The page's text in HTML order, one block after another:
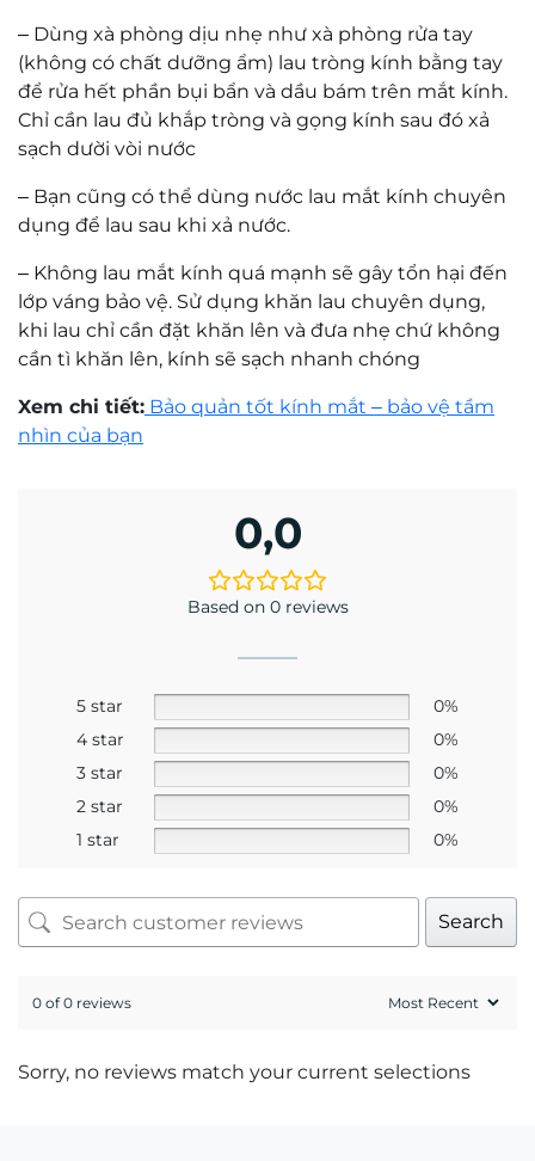
– Dùng xà phòng dịu nhẹ như xà phòng rửa tay
(không có chất dưỡng ẩm) lau tròng kính bằng tay
để rửa hết phần bụi bẩn và dầu bám trên mắt kính.
Chỉ cần lau đủ khắp tròng và gọng kính sau đó xả
sạch dười vòi nước
– Bạn cũng có thể dùng nước lau mắt kính chuyên
dụng để lau sau khi xả nước.
– Không lau mắt kính quá mạnh sẽ gây tổn hại đến
lớp váng bảo vệ. Sử dụng khăn lau chuyên dụng,
khi lau chỉ cần đặt khăn lên và đưa nhẹ chứ không
cần tì khăn lên, kính sẽ sạch nhanh chóng
Xem chi tiết: Bảo quản tốt kính mắt – bảo vệ tầm
nhìn của bạn
0,0
Based on 0 reviews
5 star
0%
4 star
0%
3 star
0%
2 star
0%
1 star
0%
Search
0 of 0 reviews
Sorry, no reviews match your current selections